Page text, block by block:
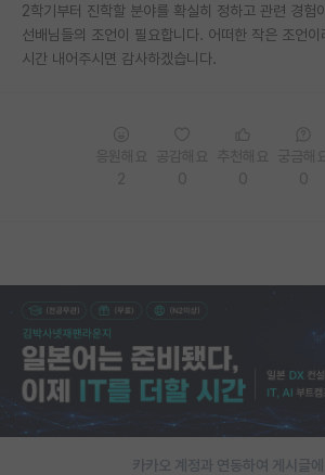
2학기부터 진학할 분야를 확실히 정하고 관련 경험
선배님들의 조언이 필요합니다. 어떠한 작은 조언
시간 내어주시면 감사하겠습니다.
카카오 계정과 연동하여 게시글